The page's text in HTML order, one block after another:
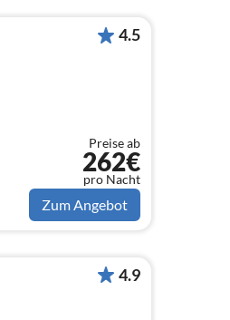
4.5
Preise ab
262€
pro Nacht
Zum Angebot
4.9